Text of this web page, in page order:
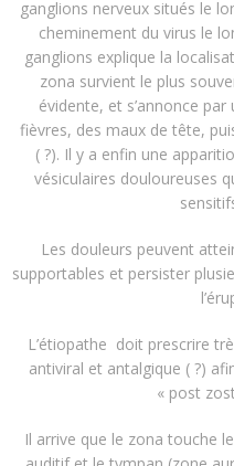
ganglions nerveux situés le
cheminement du virus le
ganglions explique la
zona survient le plus
évidente, et s’annonce
fièvres, des maux de tête,
( ?). Il y a enfin une
vésiculaires douloureuses
Les douleurs peuvent
supportables et persister
L’étiopathe doit prescrire
antiviral et antalgique ( ?)
« post
Il arrive que le zona touche